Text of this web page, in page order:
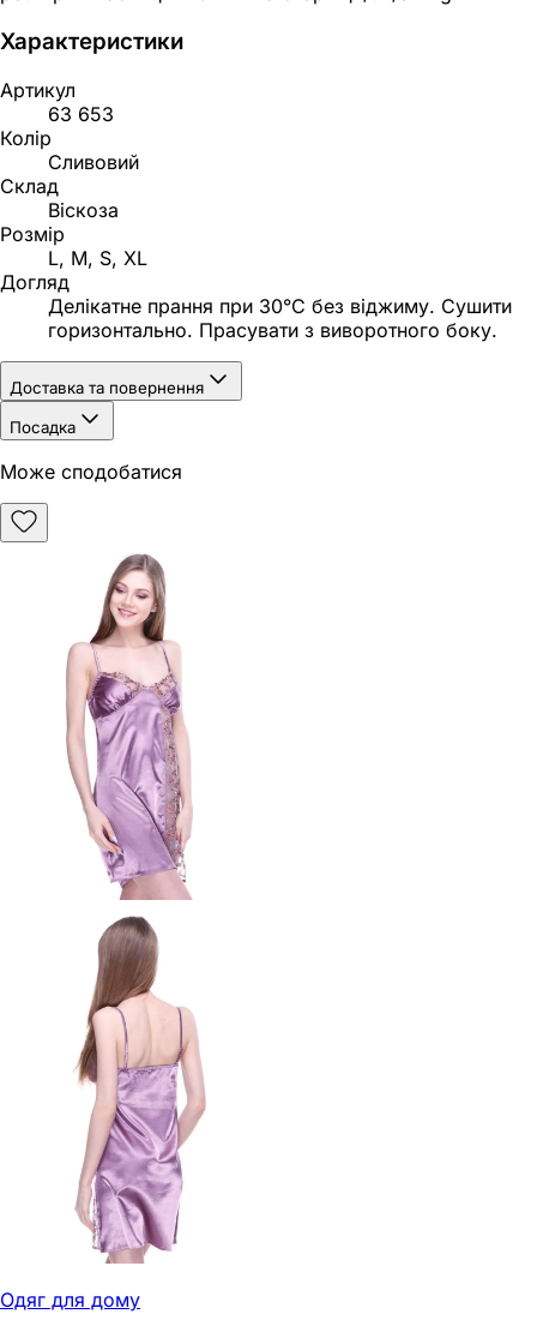
Характеристики
Артикул
63 653
Колір
Сливовий
Склад
Віскоза
Розмір
L, M, S, XL
Догляд
Делікатне прання при 30°C без віджиму. Сушити
горизонтально. Прасувати з виворотного боку.
Доставка та повернення
Посадка
Може сподобатися
Одяг для дому